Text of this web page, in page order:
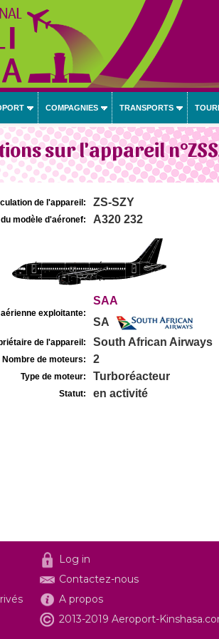
COMPAGNIES TRANSPORTS
sur l'appareil
de l'appareil: ZS-SZY
modèle d'aéronef: A320 232
exploitante:
SAA
SA
de l'appareil: South African Airways
Nombre de moteurs: 2
Type de moteur: Turboréacteur
Statut: en activité
Log in
Contactez-nous
A propos
2013-2019 Aeroport-